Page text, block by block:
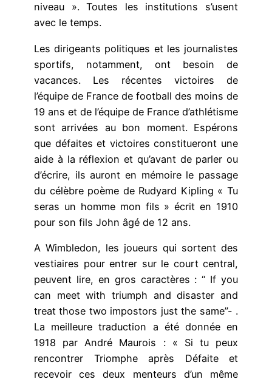
niveau ». Toutes les institutions s’usent
avec le temps.
Les dirigeants politiques et les journalistes
sportifs, notamment, ont besoin de
vacances. Les récentes victoires de
l’équipe de France de football des moins de
19 ans et de l’équipe de France d’athlétisme
sont arrivées au bon moment. Espérons
que défaites et victoires constitueront une
aide à la réflexion et qu’avant de parler ou
d’écrire, ils auront en mémoire le passage
du célèbre poème de Rudyard Kipling « Tu
seras un homme mon fils » écrit en 1910
pour son fils John âgé de 12 ans.
A Wimbledon, les joueurs qui sortent des
vestiaires pour entrer sur le court central,
peuvent lire, en gros caractères : “ If you
can meet with triumph and disaster and
treat those two impostors just the same”- .
La meilleure traduction a été donnée en
1918 par André Maurois : « Si tu peux
rencontrer Triomphe après Défaite et
recevoir ces deux menteurs d’un même